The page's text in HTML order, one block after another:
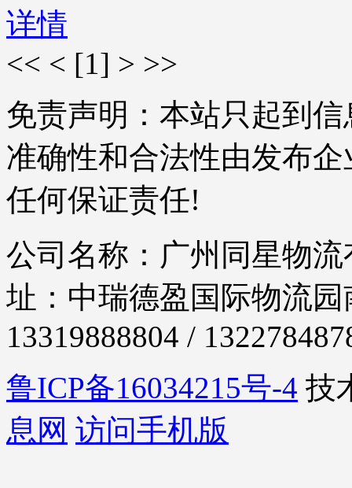
详情
<< < [1] > >>
免责声明：本站只起到
准确性和合法性由发布
任何保证责任!
公司名称：广州同星物
址：中瑞德盈国际物流
13319888804 /
鲁ICP备16034215号-4 技
息网 访问手机版